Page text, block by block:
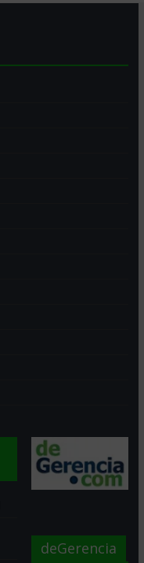
deGerencia